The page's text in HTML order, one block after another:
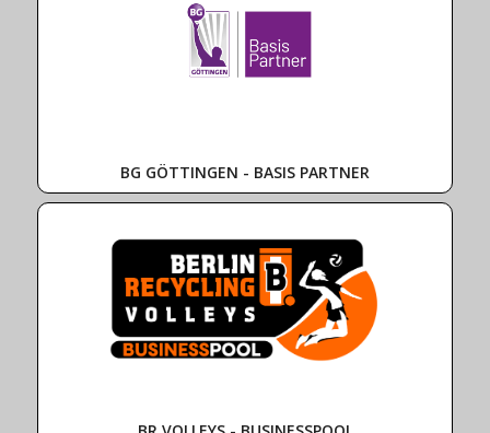
BG GÖTTINGEN - BASIS PARTNER